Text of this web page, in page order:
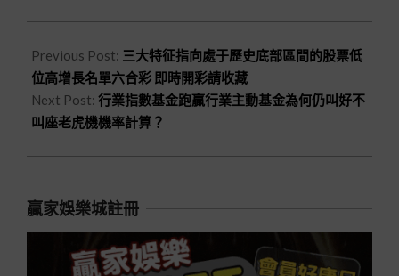
Previous Post: 三大特征指向處于歷史底部區間的股票低
位高增長名單六合彩 即時開彩請收藏
Next Post: 行業指數基金跑贏行業主動基金為何仍叫好不
叫座老虎機機率計算？
贏家娛樂城註冊